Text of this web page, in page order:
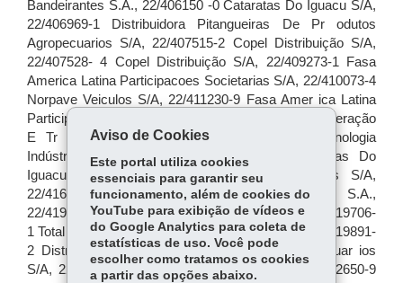
Aviso de Cookies
Este portal utiliza cookies
essenciais para garantir seu
funcionamento, além de cookies do
YouTube para exibição de vídeos e
do Google Analytics para coleta de
estatísticas de uso. Você pode
escolher como tratamos os cookies
a partir das opções abaixo.